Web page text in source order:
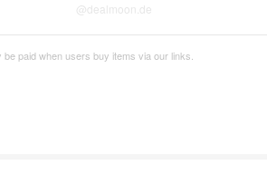
@dealmoon.de
be paid when users buy items via our links.